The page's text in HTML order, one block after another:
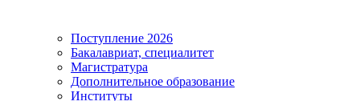
Поступление 2026
Бакалавриат, специалитет
Магистратура
Дополнительное образование
Институты